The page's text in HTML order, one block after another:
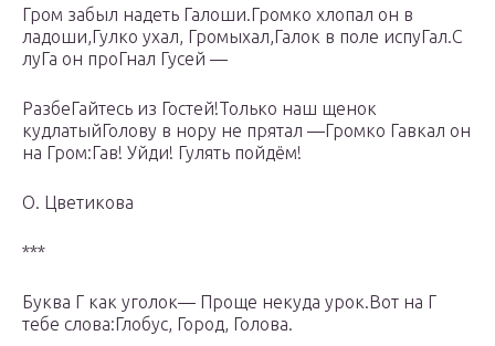
Гром забыл надеть Галоши.Громко хлопал он в
ладоши,Гулко ухал, Громыхал,Галок в поле испуГал.С
луГа он проГнал Гусей —
РазбеГайтесь из Гостей!Только наш щенок
кудлатыйГолову в нору не прятал —Громко Гавкал он
на Гром:Гав! Уйди! Гулять пойдём!
О. Цветикова
***
Буква Г как уголок— Проще некуда урок.Вот на Г
тебе слова:Глобус, Город, Голова.